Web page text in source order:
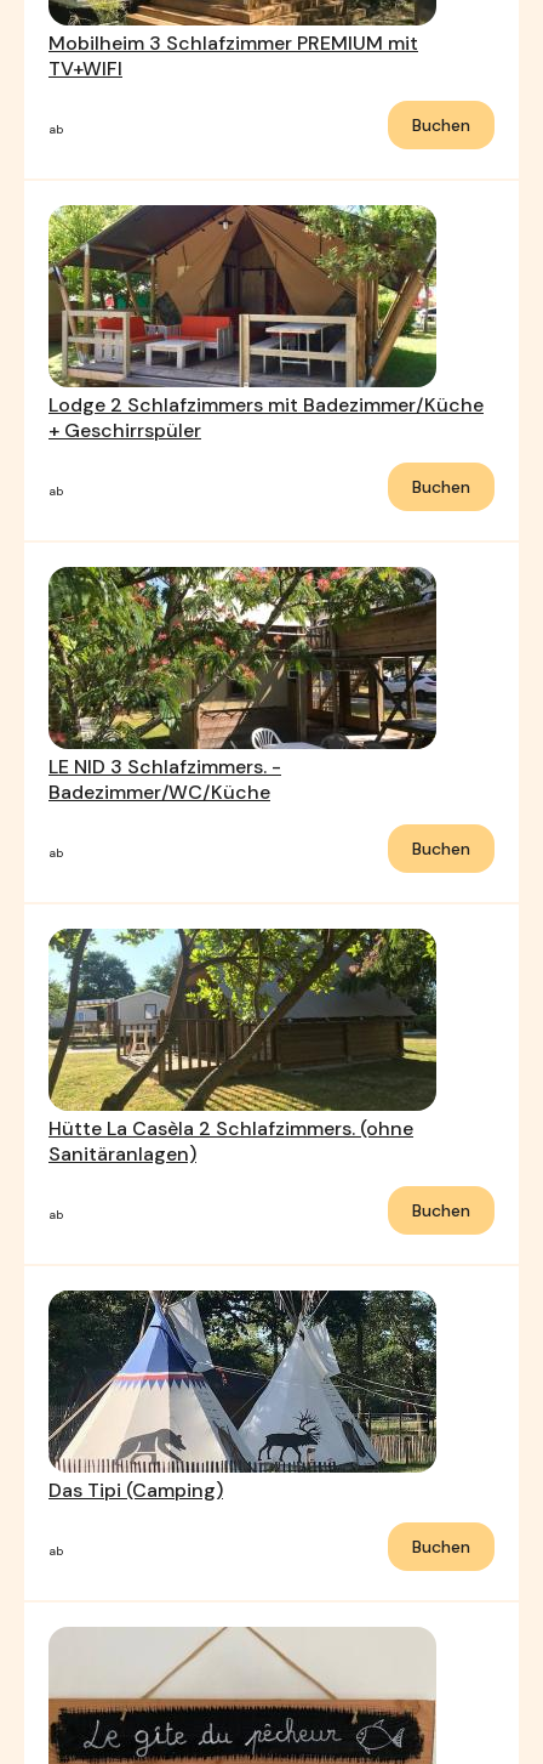
Mobilheim 3 Schlafzimmer PREMIUM mit
TV+WIFI
ab Buchen
Lodge 2 Schlafzimmers mit Badezimmer/Küche
+ Geschirrspüler
ab Buchen
LE NID 3 Schlafzimmers. -
Badezimmer/WC/Küche
ab Buchen
Hütte La Casèla 2 Schlafzimmers. (ohne
Sanitäranlagen)
ab Buchen
Das Tipi (Camping)
ab Buchen